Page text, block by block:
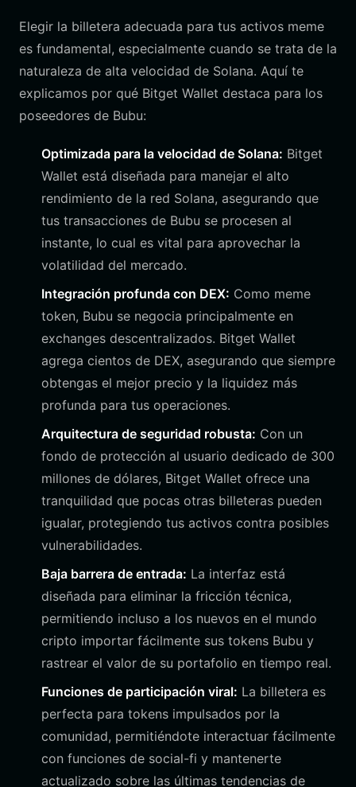
Elegir la billetera adecuada para tus activos meme
es fundamental, especialmente cuando se trata de la
naturaleza de alta velocidad de Solana. Aquí te
explicamos por qué Bitget Wallet destaca para los
poseedores de Bubu:
Optimizada para la velocidad de Solana: Bitget
Wallet está diseñada para manejar el alto
rendimiento de la red Solana, asegurando que
tus transacciones de Bubu se procesen al
instante, lo cual es vital para aprovechar la
volatilidad del mercado.
Integración profunda con DEX: Como meme
token, Bubu se negocia principalmente en
exchanges descentralizados. Bitget Wallet
agrega cientos de DEX, asegurando que siempre
obtengas el mejor precio y la liquidez más
profunda para tus operaciones.
Arquitectura de seguridad robusta: Con un
fondo de protección al usuario dedicado de 300
millones de dólares, Bitget Wallet ofrece una
tranquilidad que pocas otras billeteras pueden
igualar, protegiendo tus activos contra posibles
vulnerabilidades.
Baja barrera de entrada: La interfaz está
diseñada para eliminar la fricción técnica,
permitiendo incluso a los nuevos en el mundo
cripto importar fácilmente sus tokens Bubu y
rastrear el valor de su portafolio en tiempo real.
Funciones de participación viral: La billetera es
perfecta para tokens impulsados por la
comunidad, permitiéndote interactuar fácilmente
con funciones de social-fi y mantenerte
actualizado sobre las últimas tendencias de